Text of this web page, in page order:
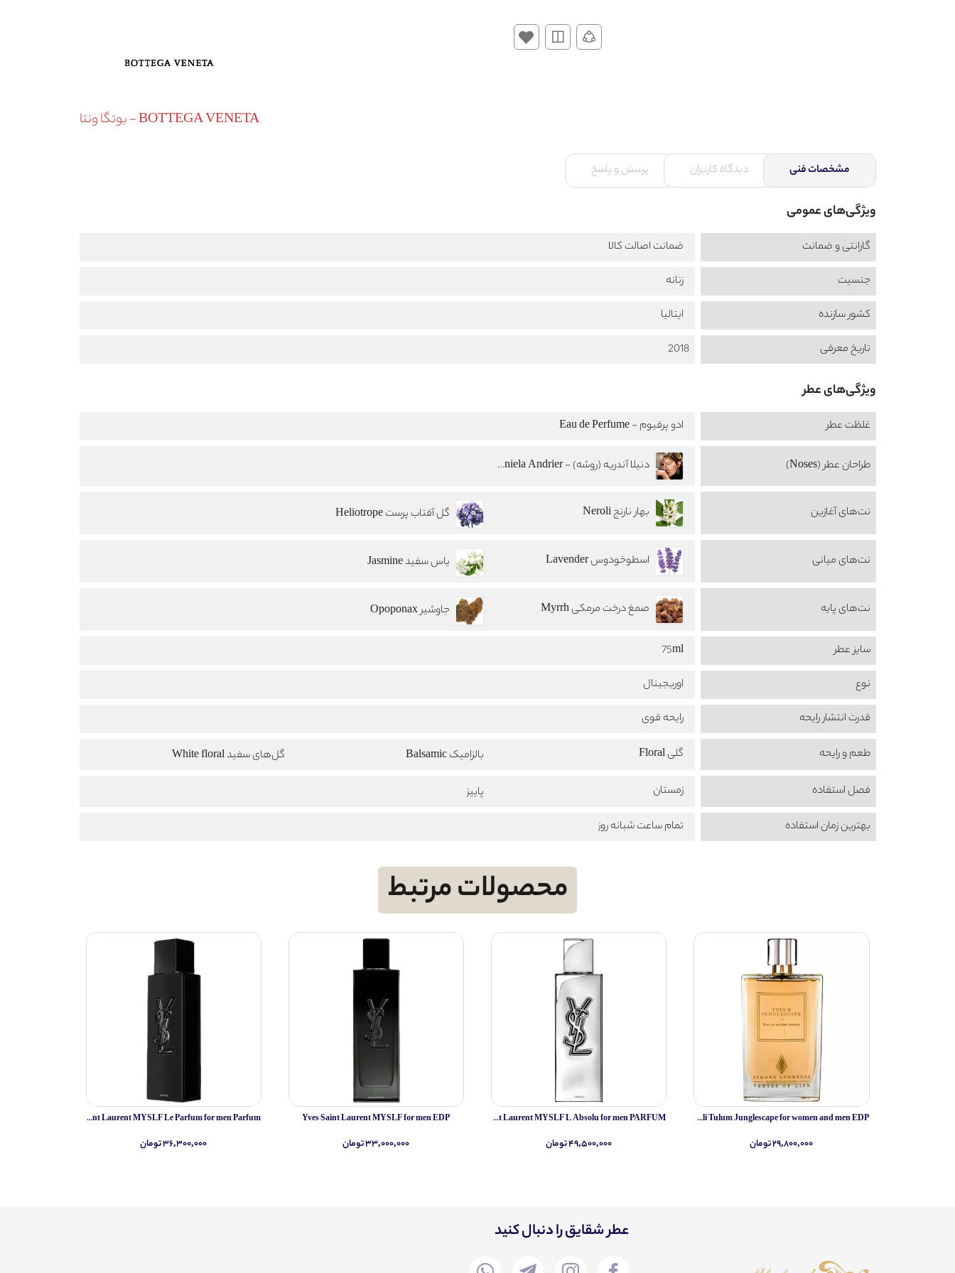
BOTTEGA VENETA - بوتگا ونتا
مشخصات فنی دیدگاه کاربران پرسش و پاسخ
ویژگی‌های عمومی
گارانتی و ضمانت
ضمانت اصالت کالا
جنسیت
زنانه
کشور سازنده
ایتالیا
تاریخ معرفی
2018
ویژگی‌های عطر
غلظت عطر ادو پرفیوم - Eau de Perfume
طراحان عطر (Noses) دنیلا آندریه (روشه) - Daniela Andrier
نت‌های آغازین بهار نارنج Neroli گل آفتاب پرست Heliotrope
نت‌های میانی اسطوخودوس Lavender یاس سفید Jasmine
نت‌های پایه صمغ درخت مرمکی Myrrh جاوشیر Opoponax
سایز عطر
75ml
نوع
اوریجینال
قدرت انتشار رایحه
رایحه قوی
طعم‌ و رایحه گلی Floral بالزامیک Balsamic گل‌های سفید White floral
فصل استفاده زمستان
پاییز
بهترین زمان استفاده
تمام ساعت شبانه روز
محصولات مرتبط
Simone Andreoli Tulum Junglescape for women and men EDP
۲۹,۸۰۰,۰۰۰ تومان
Yves Saint Laurent MYSLF L Absolu for men PARFUM
۴۹,۵۰۰,۰۰۰ تومان
Yves Saint Laurent MYSLF for men EDP
۳۳,۰۰۰,۰۰۰ تومان
Yves Saint Laurent MYSLF Le Parfum for men Parfum
۳۶,۳۰۰,۰۰۰ تومان
عطر شقایق را دنبال کنید